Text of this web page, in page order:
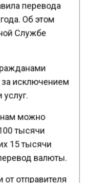
года. Об этом
Службе
за исключением
можно
тысячи
15 тысячи
валюты.
отправителя